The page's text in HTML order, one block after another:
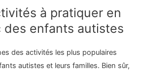
à pratiquer en
des enfants autistes
des activités les plus populaires
autistes et leurs familles. Bien sûr,